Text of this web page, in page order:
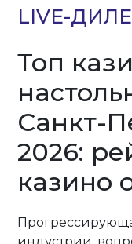
LIVE-
Топ
Санкт-
2026:
казино